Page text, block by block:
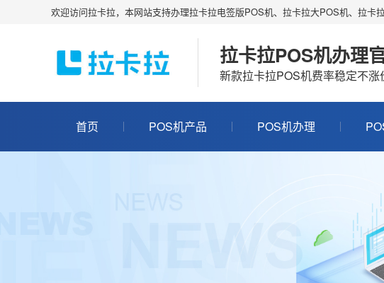
欢迎访问拉卡拉，本网站支持办理拉卡拉电签版POS机、拉卡拉大POS机、拉卡
拉卡拉POS机办理
新款拉卡拉POS机费率稳定不涨
首页 POS机产品 POS机办理